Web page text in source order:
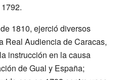
1810, ejerció diversos
Real Audiencia de Caracas,
instrucción en la causa
de Gual y España;